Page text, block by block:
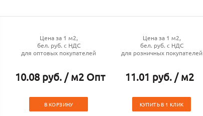
Цена за 1 м2,
бел. руб. с НДС
для оптовых покупателей
10.08 руб. / м2 Опт
Цена за 1 м2,
бел. руб. с НДС
для розничных покупателей
11.01 руб. / м2
В КОРЗИНУ КУПИТЬ В 1 КЛИК